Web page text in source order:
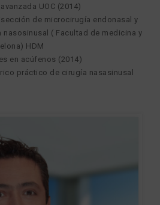
UOC (2014)
de microcirugía endonasal y
( Facultad de medicina y
HDM
en acúfenos (2014)
práctico de cirugía nasasinusal